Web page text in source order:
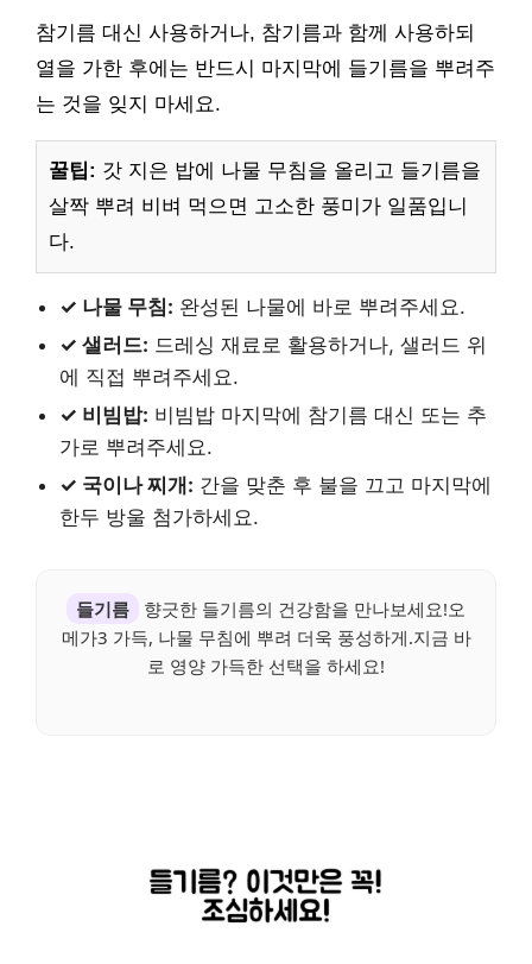
참기름 대신 사용하거나, 참기름과 함께 사용하되
열을 가한 후에는 반드시 마지막에 들기름을 뿌려주
는 것을 잊지 마세요.
꿀팁: 갓 지은 밥에 나물 무침을 올리고 들기름을
살짝 뿌려 비벼 먹으면 고소한 풍미가 일품입니
다.
✓ 나물 무침: 완성된 나물에 바로 뿌려주세요.
✓ 샐러드: 드레싱 재료로 활용하거나, 샐러드 위
에 직접 뿌려주세요.
✓ 비빔밥: 비빔밥 마지막에 참기름 대신 또는 추
가로 뿌려주세요.
✓ 국이나 찌개: 간을 맞춘 후 불을 끄고 마지막에
한두 방울 첨가하세요.
들기름
향긋한 들기름의 건강함을 만나보세요!오
메가3 가득, 나물 무침에 뿌려 더욱 풍성하게.지금 바
로 영양 가득한 선택을 하세요!